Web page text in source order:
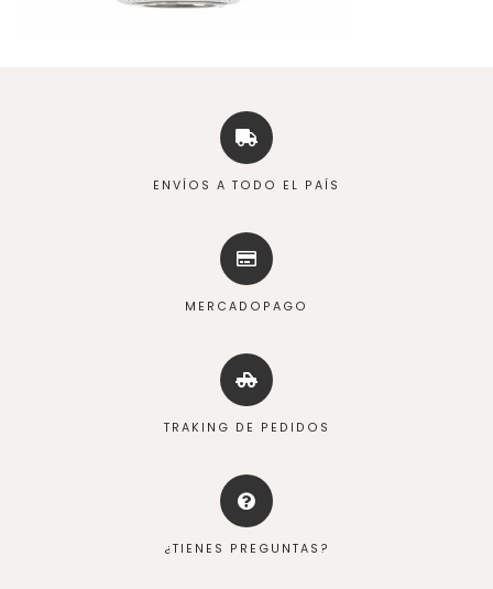
ENVÍOS A TODO EL PAÍS
MERCADOPAGO
TRAKING DE PEDIDOS
¿TIENES PREGUNTAS?